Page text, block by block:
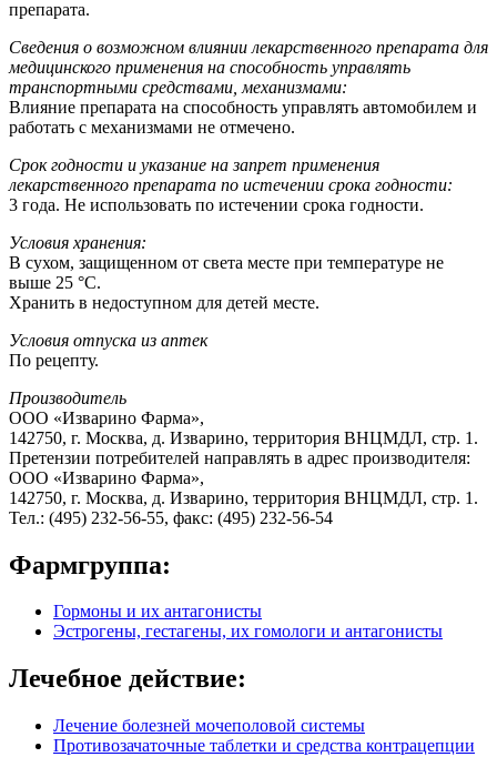
препарата.
Сведения о возможном влиянии лекарственного препарата для
медицинского применения на способность управлять
транспортными средствами, механизмами:
Влияние препарата на способность управлять автомобилем и
работать с механизмами не отмечено.
Срок годности и указание на запрет применения
лекарственного препарата по истечении срока годности:
3 года. Не использовать по истечении срока годности.
Условия хранения:
В сухом, защищенном от света месте при температуре не
выше 25 °С.
Хранить в недоступном для детей месте.
Условия отпуска из аптек
По рецепту.
Производитель
ООО «Изварино Фарма»,
142750, г. Москва, д. Изварино, территория ВНЦМДЛ, стр. 1.
Претензии потребителей направлять в адрес производителя:
ООО «Изварино Фарма»,
142750, г. Москва, д. Изварино, территория ВНЦМДЛ, стр. 1.
Тел.: (495) 232-56-55, факс: (495) 232-56-54
Фармгруппа:
Гормоны и их антагонисты
Эстрогены, гестагены, их гомологи и антагонисты
Лечебное действие:
Лечение болезней мочеполовой системы
Противозачаточные таблетки и средства контрацепции